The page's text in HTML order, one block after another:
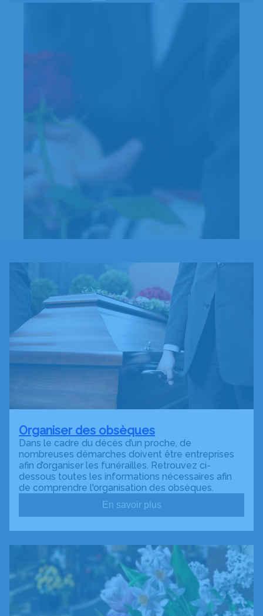
Organiser des obsèques
Dans le cadre du décès d’un proche, de
nombreuses démarches doivent être entreprises
afin d’organiser les funérailles. Retrouvez ci-
dessous toutes les informations nécessaires afin
de comprendre l'organisation des obsèques.
En savoir plus